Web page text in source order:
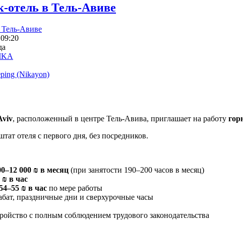
отель в Тель-Авиве
(Nikayon)
, расположенный в центре Тель-Авива, приглашает на работу
отеля с первого дня, без посредников.
000 ₪ в месяц (при занятости 190–200 часов в месяц)
₪ в час
₪ в час по мере работы
праздничные дни и сверхурочные часы
с полным соблюдением трудового законодательства